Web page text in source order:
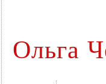
Ольга